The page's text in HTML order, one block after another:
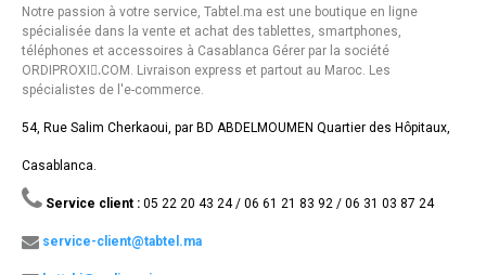
Notre passion à votre service, Tabtel.ma est une boutique en ligne
spécialisée dans la vente et achat des tablettes, smartphones,
téléphones et accessoires à Casablanca Gérer par la société
ORDIPROXI.ِCOM. Livraison express et partout au Maroc. Les
spécialistes de l'e-commerce.
54, Rue Salim Cherkaoui, par BD ABDELMOUMEN Quartier des Hôpitaux,
Casablanca.
Service client : 05 22 20 43 24 / 06 61 21 83 92 / 06 31 03 87 24
service-client@tabtel.ma